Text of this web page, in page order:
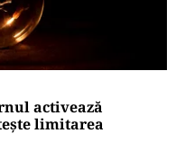
activează
limitarea